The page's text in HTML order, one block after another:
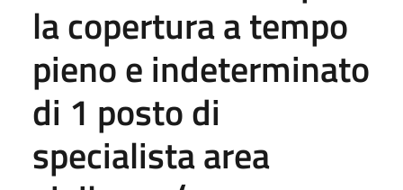
la copertura a tempo
pieno e indeterminato
di 1 posto di
specialista area